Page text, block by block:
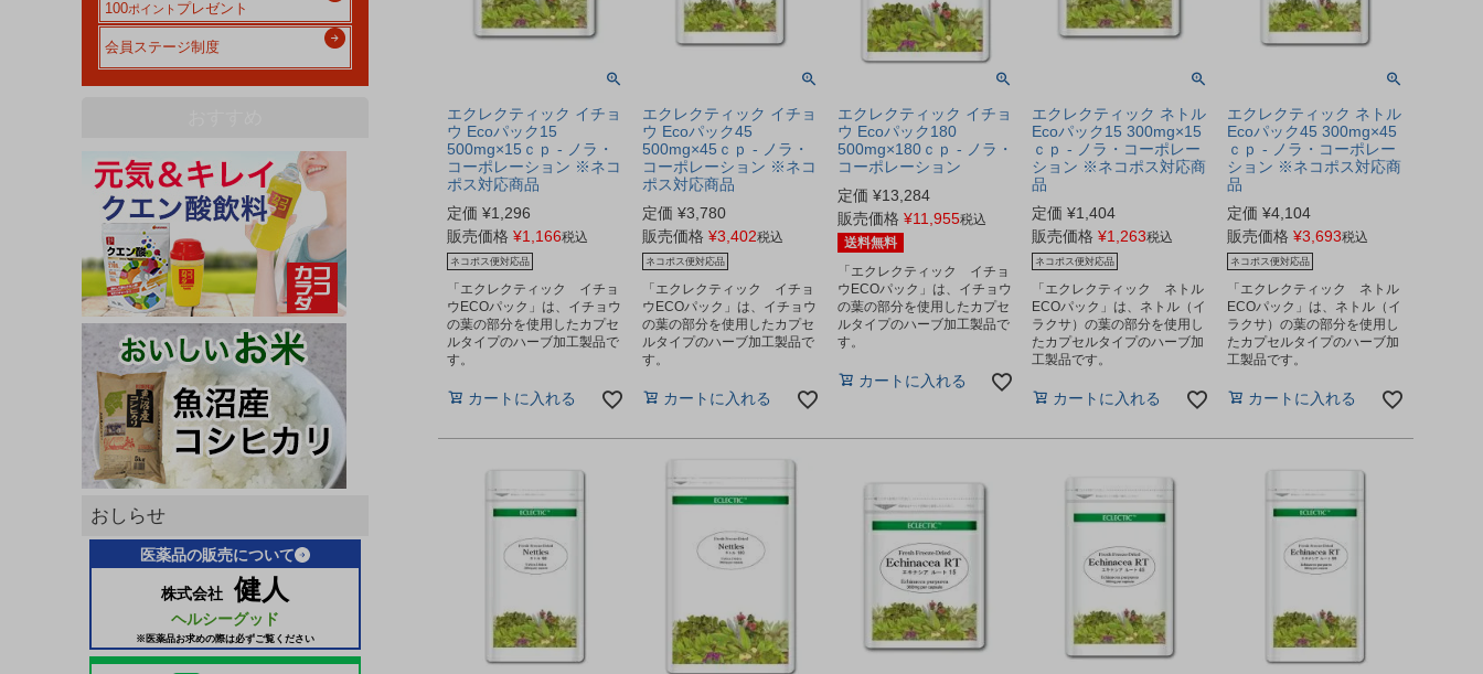
100ポイント プレゼント
会員ステージ制度
おしらせ
医薬品の販売について
株式会社 健人
ヘルシーグッド
※医薬品お求めの際は必ずご覧ください
エクレクティック イチョ
ウ Ecoパック15
500mg×15ｃｐ - ノラ・
コーポレーション ※ネコ
ポス対応商品
定価 ¥1,296
販売価格 ¥1,166税込
ネコポス便対応品
「エクレクティック イチョ
ウECOパック」は、イチョウ
の葉の部分を使用したカプセ
ルタイプのハーブ加工製品で
す。
カートに入れる
エクレクティック イチョ
ウ Ecoパック45
500mg×45ｃｐ - ノラ・
コーポレーション ※ネコ
ポス対応商品
定価 ¥3,780
販売価格 ¥3,402税込
ネコポス便対応品
「エクレクティック イチョ
ウECOパック」は、イチョウ
の葉の部分を使用したカプセ
ルタイプのハーブ加工製品で
す。
カートに入れる
エクレクティック イチョ
ウ Ecoパック180
500mg×180ｃｐ - ノラ・
コーポレーション
定価 ¥13,284
販売価格 ¥11,955税込
送料無料
「エクレクティック イチョ
ウECOパック」は、イチョウ
の葉の部分を使用したカプセ
ルタイプのハーブ加工製品で
す。
カートに入れる
エクレクティック ネトル
Ecoパック15 300mg×15
ｃｐ - ノラ・コーポレー
ション ※ネコポス対応商
品
定価 ¥1,404
販売価格 ¥1,263税込
ネコポス便対応品
「エクレクティック ネトル
ECOパック」は、ネトル（イ
ラクサ）の葉の部分を使用し
たカプセルタイプのハーブ加
工製品です。
カートに入れる
エクレクティック ネトル
Ecoパック45 300mg×45
ｃｐ - ノラ・コーポレー
ション ※ネコポス対応商
品
定価 ¥4,104
販売価格 ¥3,693税込
ネコポス便対応品
「エクレクティック ネトル
ECOパック」は、ネトル（イ
ラクサ）の葉の部分を使用し
たカプセルタイプのハーブ加
工製品です。
カートに入れる